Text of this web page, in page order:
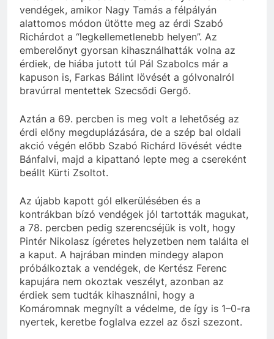
vendégek, amikor Nagy Tamás a félpályán
alattomos módon ütötte meg az érdi Szabó
Richárdot a “legkellemetlenebb helyen”. Az
emberelőnyt gyorsan kihasználhatták volna az
érdiek, de hiába jutott túl Pál Szabolcs már a
kapuson is, Farkas Bálint lövését a gólvonalról
bravúrral mentettek Szecsődi Gergő.
Aztán a 69. percben is meg volt a lehetőség az
érdi előny megduplázására, de a szép bal oldali
akció végén előbb Szabó Richárd lövését védte
Bánfalvi, majd a kipattanó lepte meg a csereként
beállt Kürti Zsoltot.
Az újabb kapott gól elkerülésében és a
kontrákban bízó vendégek jól tartották magukat,
a 78. percben pedig szerencséjük is volt, hogy
Pintér Nikolasz ígéretes helyzetben nem találta el
a kaput. A hajrában minden mindegy alapon
próbálkoztak a vendégek, de Kertész Ferenc
kapujára nem okoztak veszélyt, azonban az
érdiek sem tudták kihasználni, hogy a
Komáromnak megnyílt a védelme, de így is 1–0-ra
nyertek, keretbe foglalva ezzel az őszi szezont.